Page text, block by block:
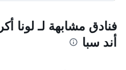
فنادق مشابهة لـ لونا
أند سبا